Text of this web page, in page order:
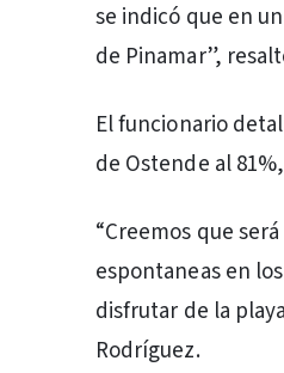
se indicó que en
de Pinamar”,
El funcionario
de Ostende al
“Creemos que
espontaneas en
disfrutar de la
Rodríguez.